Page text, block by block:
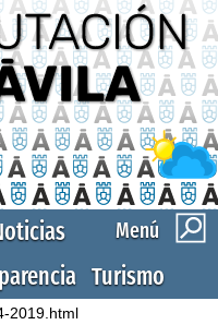
Menú
Turismo
2019.html